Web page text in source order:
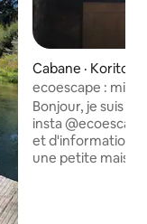
Cabane · Korito
ecoescape :
hors réseau
Bonjour, je suis
insta
et d'informations
une petite